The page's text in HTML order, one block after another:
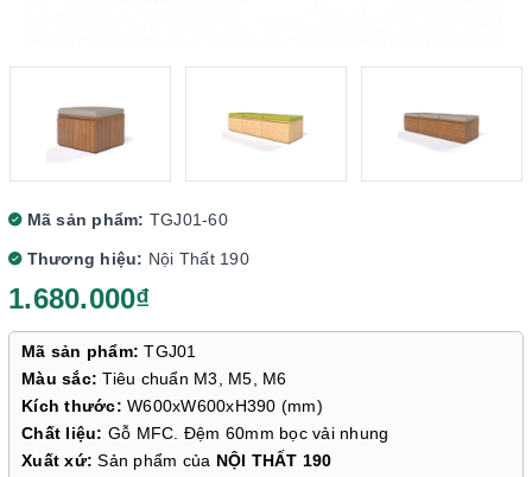
Mã sản phẩm: TGJ01-60
Thương hiệu: Nội Thất 190
1.680.000₫
Mã sản phẩm: TGJ01
Màu sắc: Tiêu chuẩn M3, M5, M6
Kích thước: W600xW600xH390 (mm)
Chất liệu: Gỗ MFC. Đệm 60mm bọc vải nhung
Xuất xứ: Sản phẩm của NỘI THẤT 190